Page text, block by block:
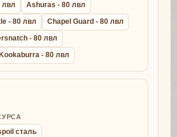
лвл
Ashuras - 80 лвл
- 80 лвл
Chapel Guard - 80 лвл
- 80 лвл
- 80 лвл
сталь